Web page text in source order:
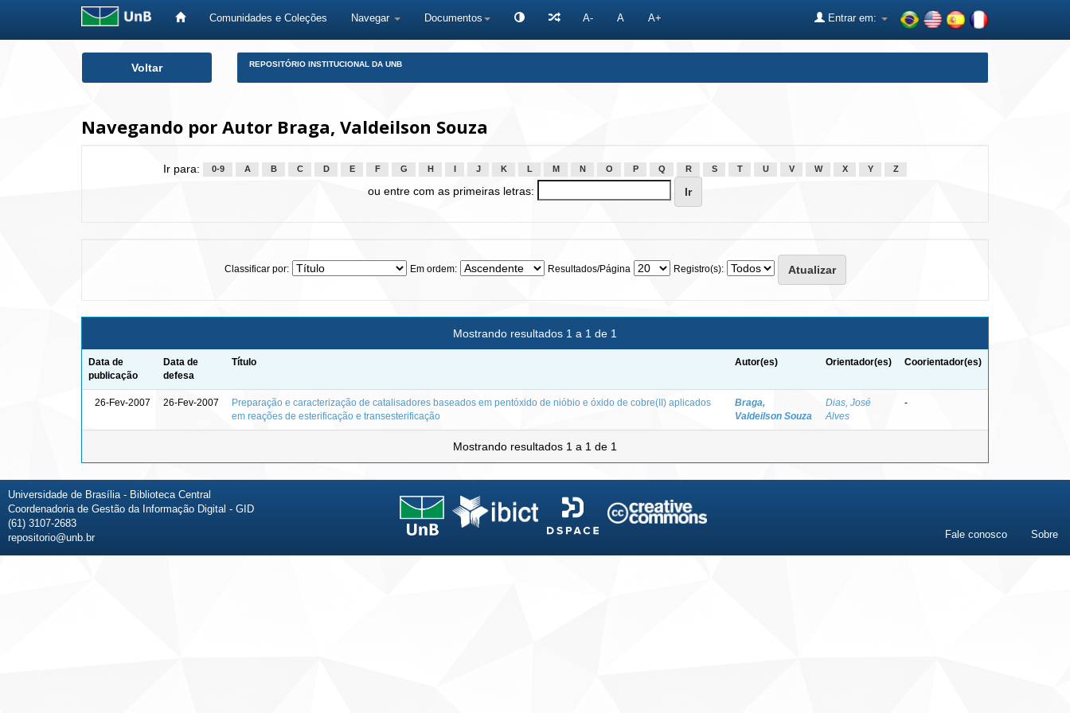
Comunidades e Coleções Navegar Documentos A- A A+ Entrar em:
Voltar REPOSITÓRIO INSTITUCIONAL DA UNB
Navegando por Autor Braga, Valdeilson Souza
Ir para: 0-9 A B C D E F G H J K L M N O P Q R S T U V W X Y Z
ou entre com as primeiras letras:
Classificar por: Em ordem: Resultados/Página Registro(s):
Mostrando resultados 1 a 1 de 1
Data de
publicação
Data de
defesa
Título Autor(es) Orientador(es) Coorientador(es)
26-Fev-2007 26-Fev-2007
Preparação e caracterização de catalisadores baseados em pentóxido de nióbio e óxido de cobre(II) aplicados
em reações de esterificação e transesterificação
Braga,
Valdeilson Souza
Dias, José
Alves
-
Mostrando resultados 1 a 1 de 1
Universidade de Brasília - Biblioteca Central
Coordenadoria de Gestão da Informação Digital - GID
(61) 3107-2683
repositorio@unb.br
Fale conosco Sobre